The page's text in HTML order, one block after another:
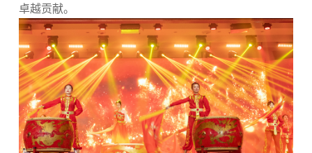
卓越贡献。